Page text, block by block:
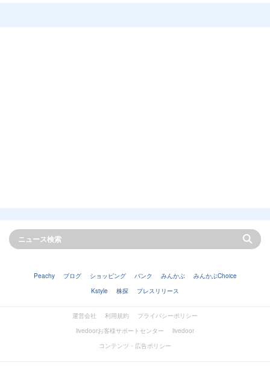
Peachy ブログ ショッピング バンク みんかぶ
みんかぶChoice
Kstyle
株探 プレスリリース
運営会社 利用規約
プライバシーポリシー
livedoorお客様サポートセンター
livedoor
コンテンツ・広告ポリシー